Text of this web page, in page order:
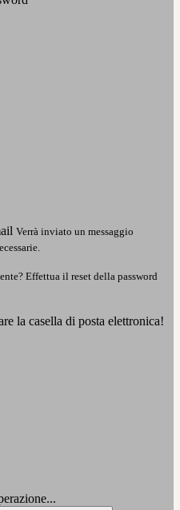
Verrà inviato un messaggio
Effettua il reset della password
la casella di posta elettronica!